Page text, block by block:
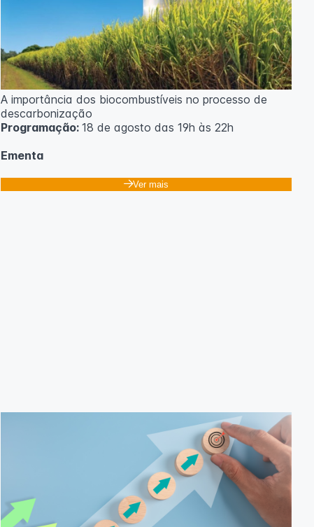
A importância dos biocombustíveis no processo de
descarbonização
Programação: 18 de agosto das 19h às 22h
Ementa
Classificação dos biocombustíveis. Culturas para
O curso pode sofrer alteração de dados e horário e os
inscritos serão avisados ​​antecipadamente.
O IPETEC reserva-se o direito de não realizar o curso
caso não atinja o número mínimo de 20 inscritos.
Ver mais